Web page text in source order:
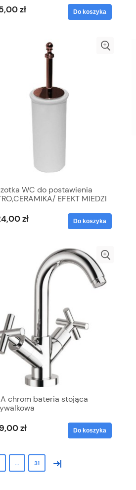
zł Do koszyka
WC do postawienia
EFEKT MIEDZI
zł Do koszyka
chrom bateria stojąca
zł Do koszyka
... 31 »